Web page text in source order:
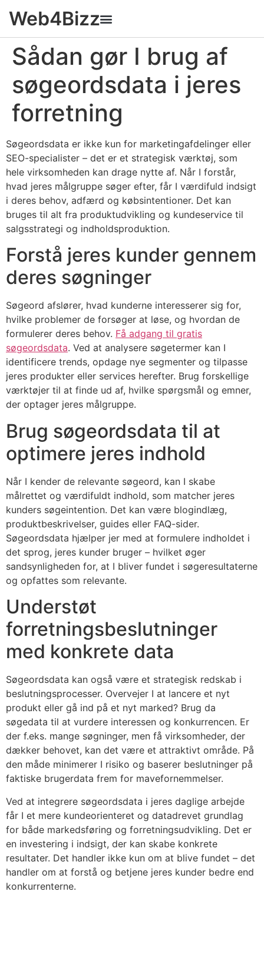
Web4Bizz
Sådan gør I brug af
søgeordsdata i jeres
forretning
Søgeordsdata er ikke kun for marketingafdelinger eller
SEO-specialister – det er et strategisk værktøj, som
hele virksomheden kan drage nytte af. Når I forstår,
hvad jeres målgruppe søger efter, får I værdifuld indsigt
i deres behov, adfærd og købsintentioner. Det kan
bruges til alt fra produktudvikling og kundeservice til
salgsstrategi og indholdsproduktion.
Forstå jeres kunder gennem
deres søgninger
Søgeord afslører, hvad kunderne interesserer sig for,
hvilke problemer de forsøger at løse, og hvordan de
formulerer deres behov. Få adgang til gratis
søgeordsdata. Ved at analysere søgetermer kan I
identificere trends, opdage nye segmenter og tilpasse
jeres produkter eller services herefter. Brug forskellige
værktøjer til at finde ud af, hvilke spørgsmål og emner,
der optager jeres målgruppe.
Brug søgeordsdata til at
optimere jeres indhold
Når I kender de relevante søgeord, kan I skabe
målrettet og værdifuldt indhold, som matcher jeres
kunders søgeintention. Det kan være blogindlæg,
produktbeskrivelser, guides eller FAQ-sider.
Søgeordsdata hjælper jer med at formulere indholdet i
det sprog, jeres kunder bruger – hvilket øger
sandsynligheden for, at I bliver fundet i søgeresultaterne
og opfattes som relevante.
Understøt
forretningsbeslutninger
med konkrete data
Søgeordsdata kan også være et strategisk redskab i
beslutningsprocesser. Overvejer I at lancere et nyt
produkt eller gå ind på et nyt marked? Brug da
søgedata til at vurdere interessen og konkurrencen. Er
der f.eks. mange søgninger, men få virksomheder, der
dækker behovet, kan det være et attraktivt område. På
den måde minimerer I risiko og baserer beslutninger på
faktiske brugerdata frem for mavefornemmelser.
Ved at integrere søgeordsdata i jeres daglige arbejde
får I et mere kundeorienteret og datadrevet grundlag
for både markedsføring og forretningsudvikling. Det er
en investering i indsigt, der kan skabe konkrete
resultater. Det handler ikke kun om at blive fundet – det
handler om at forstå og betjene jeres kunder bedre end
konkurrenterne.